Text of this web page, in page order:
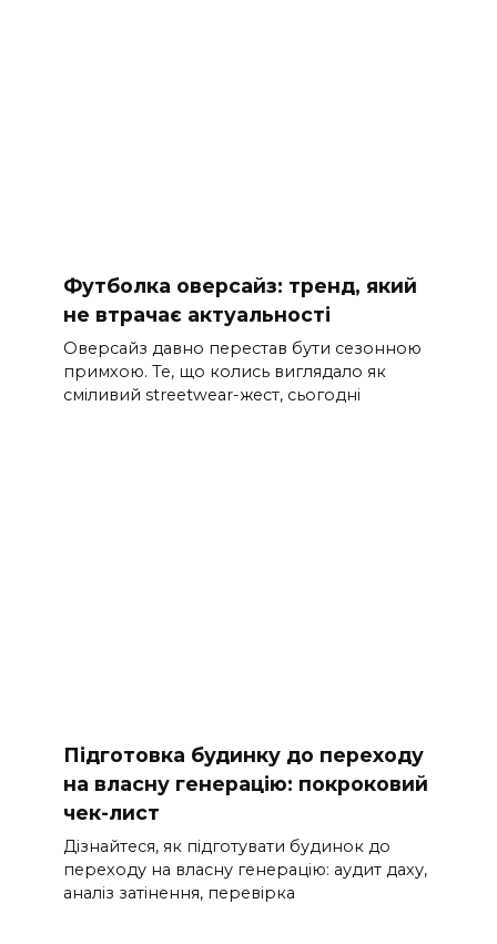
Футболка оверсайз: тренд, який
не втрачає актуальності
Оверсайз давно перестав бути сезонною
примхою. Те, що колись виглядало як
сміливий streetwear-жест, сьогодні
Підготовка будинку до переходу
на власну генерацію: покроковий
чек-лист
Дізнайтеся, як підготувати будинок до
переходу на власну генерацію: аудит даху,
аналіз затінення, перевірка